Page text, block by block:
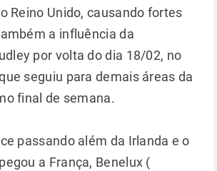
Reino Unido, causando fortes
a influência da
por volta do dia 18/02, no
seguiu para demais áreas da
final de semana.
passando além da Irlanda e o
a França, Benelux (